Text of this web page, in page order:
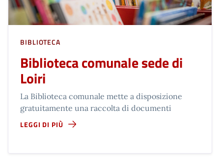
BIBLIOTECA
Biblioteca comunale sede di
Loiri
La Biblioteca comunale mette a disposizione
gratuitamente una raccolta di documenti
LEGGI DI PIÙ